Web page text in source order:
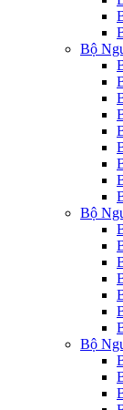
Bộ
Bộ
Bộ